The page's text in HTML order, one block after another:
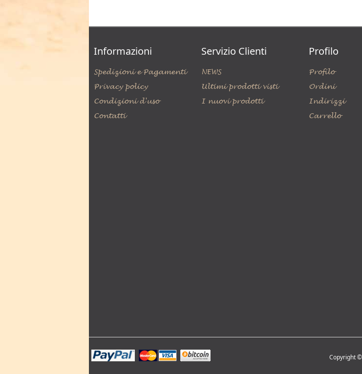
Informazioni
Spedizioni e Pagamenti
Privacy policy
Condizioni d'uso
Contatti
Servizio Clienti
NEWS
Ultimi prodotti visti
I nuovi prodotti
Profilo
Profilo
Ordini
Indirizzi
Carrello
Copyright